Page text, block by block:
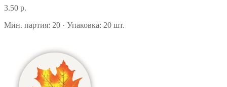
3.50 р.
Мин. партия: 20 · Упаковка: 20 шт.